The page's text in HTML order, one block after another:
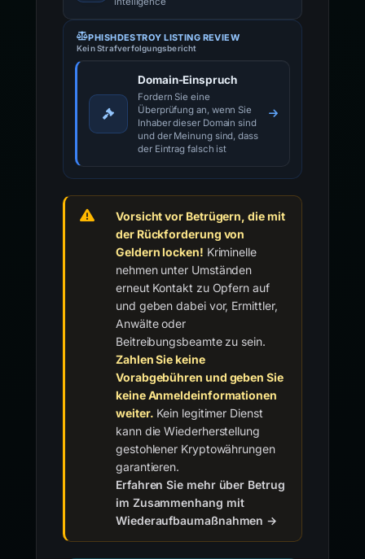
PHISHDESTROY LISTING REVIEW
Kein Strafverfolgungsbericht
Domain-Einspruch
Fordern Sie eine
Überprüfung an, wenn Sie
Inhaber dieser Domain sind
und der Meinung sind, dass
der Eintrag falsch ist
Vorsicht vor Betrügern, die mit
der Rückforderung von
Geldern locken! Kriminelle
nehmen unter Umständen
erneut Kontakt zu Opfern auf
und geben dabei vor, Ermittler,
Anwälte oder
Beitreibungsbeamte zu sein.
Zahlen Sie keine
Vorabgebühren und geben Sie
keine Anmeldeinformationen
weiter. Kein legitimer Dienst
kann die Wiederherstellung
gestohlener Kryptowährungen
garantieren.
Erfahren Sie mehr über Betrug
im Zusammenhang mit
Wiederaufbaumaßnahmen →